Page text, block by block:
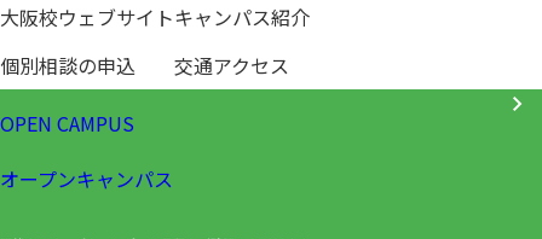
大阪校ウェブサイトキャンパス紹介
個別相談の申込
交通アクセス
OPEN CAMPUS
オープンキャンパス